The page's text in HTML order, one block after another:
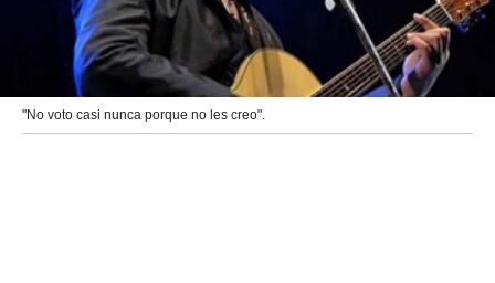
"No voto casi nunca porque no les creo".